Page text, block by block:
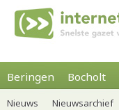
Beringen Bocholt
Nieuws Nieuwsarchief